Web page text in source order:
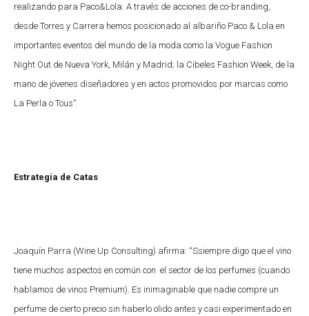
realizando para Paco&Lola. A través de acciones de co-branding,
desde Torres y Carrera hemos posicionado al albariño Paco & Lola en
importantes eventos del mundo de la moda como la Vogue Fashion
Night Out de Nueva York, Milán y Madrid; la Cibeles Fashion Week, de la
mano de jóvenes diseñadores y en actos promovidos por marcas como
La Perla o Tous”.
Estrategia de Catas
Joaquín Parra (Wine Up Consulting) afirma: “Ssiempre digo que el vino
tiene muchos aspectos en común con el sector de los perfumes (cuando
hablamos de vinos Premium). Es inimaginable que nadie compre un
perfume de cierto precio sin haberlo olido antes y casi experimentado en